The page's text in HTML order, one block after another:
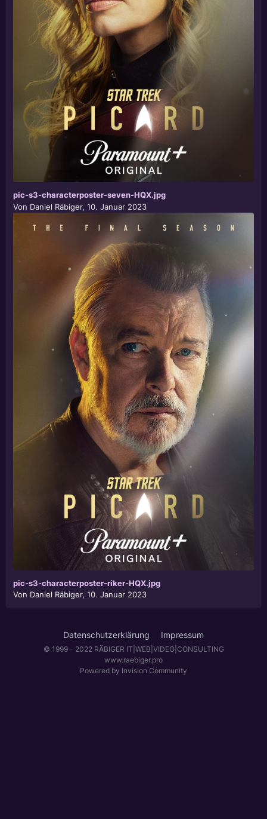
pic-s3-characterposter-seven-HQX.jpg
Von Daniel Räbiger, 10. Januar 2023
pic-s3-characterposter-riker-HQX.jpg
Von Daniel Räbiger, 10. Januar 2023
Datenschutzerklärung Impressum
© 1999 - 2022 RÄBIGER IT|WEB|VIDEO|CONSULTING
www.raebiger.pro
Powered by Invision Community